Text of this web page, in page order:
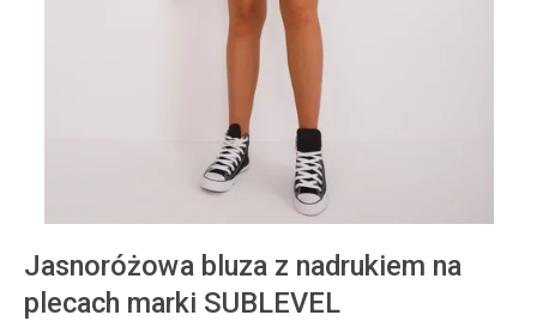
Jasnoróżowa bluza z nadrukiem na
plecach marki SUBLEVEL